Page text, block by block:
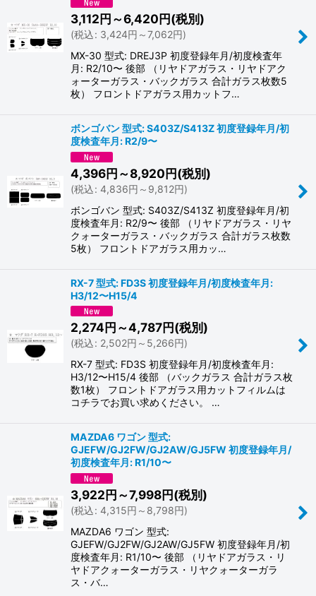
3,112円～6,420円(税別)
(税込: 3,424円 ～7,062円)
MX-30 型式: DREJ3P 初度登録年月/初度検査年
月: R2/10〜 後部 （リヤドアガラス・リヤドアク
ォーターガラス・バックガラス 合計ガラス枚数5
枚） フロントドアガラス用カットフ…
ボンゴバン 型式: S403Z/S413Z 初度登録年月/初
度検査年月: R2/9〜
4,396円～8,920円(税別)
(税込: 4,836円 ～9,812円)
ボンゴバン 型式: S403Z/S413Z 初度登録年月/初
度検査年月: R2/9〜 後部 （リヤドアガラス・リヤ
クォーターガラス・バックガラス 合計ガラス枚数
5枚） フロントドアガラス用カッ…
RX-7 型式: FD3S 初度登録年月/初度検査年月:
H3/12〜H15/4
2,274円～4,787円(税別)
(税込: 2,502円 ～5,266円)
RX-7 型式: FD3S 初度登録年月/初度検査年月:
H3/12〜H15/4 後部 （バックガラス 合計ガラス枚
数1枚） フロントドアガラス用カットフィルムは
コチラでお買い求めください。 …
MAZDA6 ワゴン 型式:
GJEFW/GJ2FW/GJ2AW/GJ5FW 初度登録年月/
初度検査年月: R1/10〜
3,922円～7,998円(税別)
(税込: 4,315円 ～8,798円)
MAZDA6 ワゴン 型式:
GJEFW/GJ2FW/GJ2AW/GJ5FW 初度登録年月/初
度検査年月: R1/10〜 後部 （リヤドアガラス・リ
ヤドアクォーターガラス・リヤクォーターガラ
ス・バ…